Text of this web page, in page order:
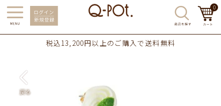
0
税込13,200円以上のご購入で送料無料